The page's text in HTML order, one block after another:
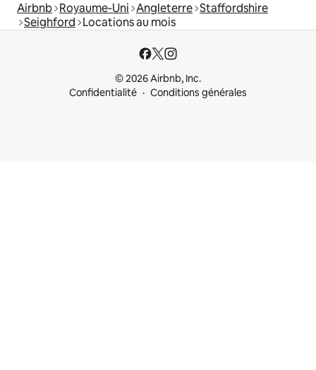
Airbnb Royaume-Uni Angleterre Staffordshire
Seighford Locations au mois
© 2026 Airbnb, Inc.
Confidentialité
Conditions générales